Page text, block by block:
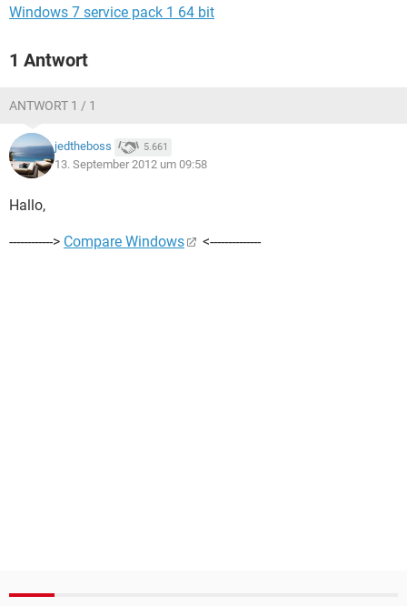
Windows 7 service pack 1 64 bit
1 Antwort
ANTWORT 1 / 1
jedtheboss 5.661
13. September 2012 um 09:58
Hallo,
------------> Compare Windows <--------------